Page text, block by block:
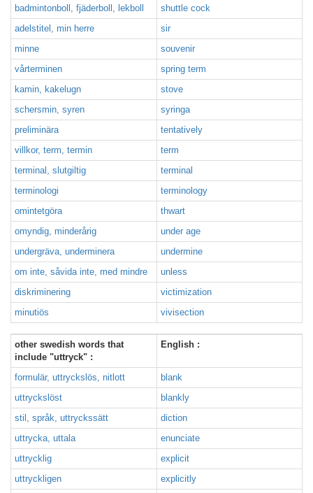
badmintonboll, fjäderboll, lekboll
shuttle cock
adelstitel, min herre
sir
minne
souvenir
vårterminen
spring term
kamin, kakelugn
stove
schersmin, syren
syringa
preliminära
tentatively
villkor, term, termin
term
terminal, slutgiltig
terminal
terminologi
terminology
omintetgöra
thwart
omyndig, minderårig
under age
undergräva, underminera
undermine
om inte, såvida inte, med mindre
unless
diskriminering
victimization
minutiös
vivisection
other swedish words that
include "uttryck" :
English :
formulär, uttryckslös, nitlott
blank
uttryckslöst
blankly
stil, språk, uttryckssätt
diction
uttrycka, uttala
enunciate
uttrycklig
explicit
uttryckligen
explicitly